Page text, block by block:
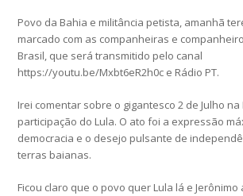
Povo da Bahia e militância petista, amanhã
marcado com as companheiras e
Brasil, que será transmitido pelo canal
https://youtu.be/Mxbt6eR2h0c e Rádio PT.
Irei comentar sobre o gigantesco 2 de Julho
participação do Lula. O ato foi a expressão
democracia e o desejo pulsante de
terras baianas.
Ficou claro que o povo quer Lula lá e Jerônimo